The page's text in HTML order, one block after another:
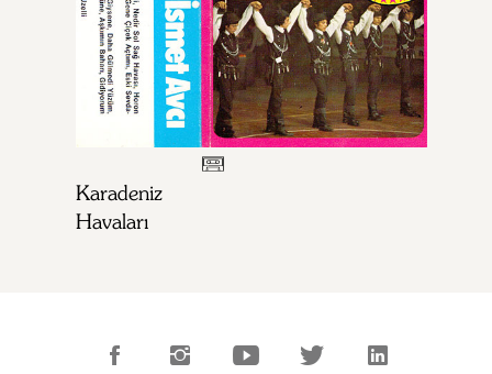
Karadeniz
Havaları